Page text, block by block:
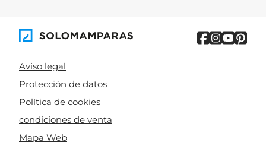
Aviso legal
Protección de datos
Política de cookies
condiciones de venta
Mapa Web